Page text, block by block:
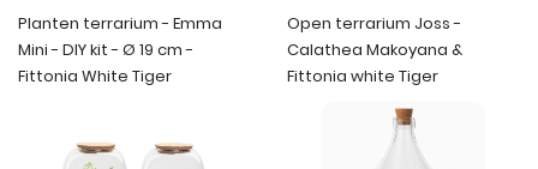
Planten terrarium - Emma
Mini - DIY kit - Ø 19 cm -
Fittonia White Tiger
Open terrarium Joss -
Calathea Makoyana &
Fittonia white Tiger